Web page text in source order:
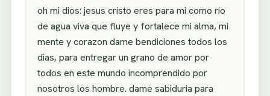
oh mi dios: jesus cristo eres para mi como rio
de agua viva que fluye y fortalece mi alma, mi
mente y corazon dame bendiciones todos los
dias, para entregar un grano de amor por
todos en este mundo incomprendido por
nosotros los hombre. dame sabiduria para